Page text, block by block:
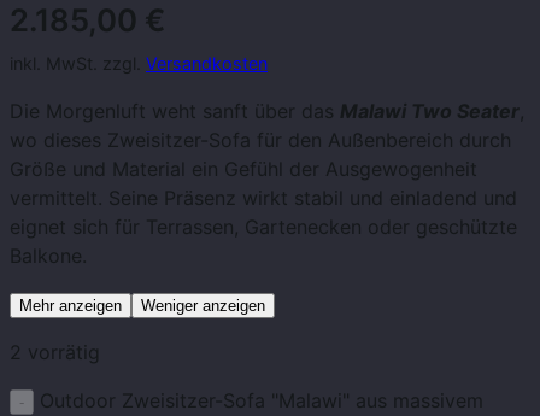
2.185,00 €
inkl. MwSt. zzgl. Versandkosten
Die Morgenluft weht sanft über das Malawi Two Seater,
wo dieses Zweisitzer-Sofa für den Außenbereich durch
Größe und Material ein Gefühl der Ausgewogenheit
vermittelt. Seine Präsenz wirkt stabil und einladend und
eignet sich für Terrassen, Gartenecken oder geschützte
Balkone.
Mehr anzeigen Weniger anzeigen
2 vorrätig
Outdoor Zweisitzer-Sofa "Malawi" aus massivem